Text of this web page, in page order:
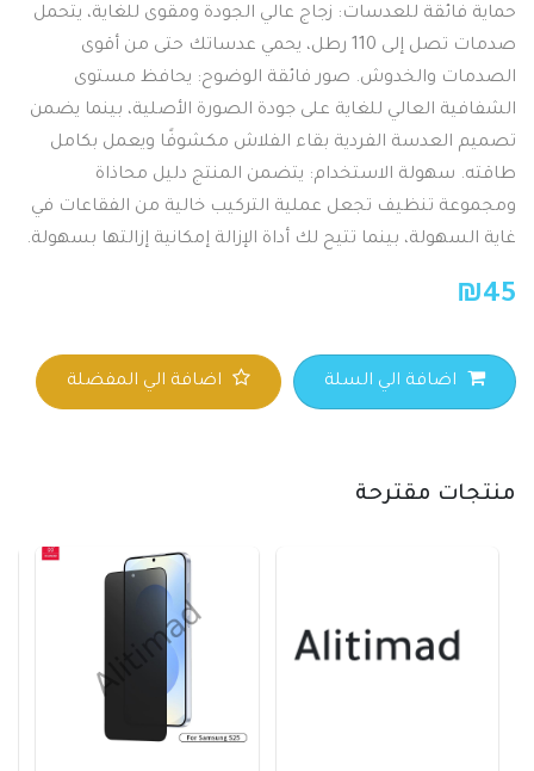
حماية فائقة للعدسات: زجاج عالي الجودة ومقوى للغاية، يتحمل
صدمات تصل إلى 110 رطل، يحمي عدساتك حتى من أقوى
الصدمات والخدوش. صور فائقة الوضوح: يحافظ مستوى
الشفافية العالي للغاية على جودة الصورة الأصلية، بينما يضمن
تصميم العدسة الفردية بقاء الفلاش مكشوفًا ويعمل بكامل
طاقته. سهولة الاستخدام: يتضمن المنتج دليل محاذاة
ومجموعة تنظيف تجعل عملية التركيب خالية من الفقاعات في
غاية السهولة، بينما تتيح لك أداة الإزالة إمكانية إزالتها بسهولة.
₪45
اضافة الي السلة اضافة الي المفضلة
منتجات مقترحة